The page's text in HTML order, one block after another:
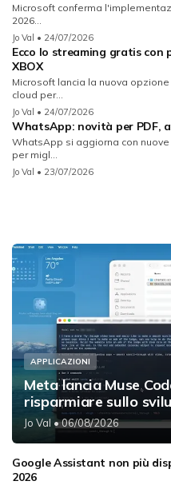
Microsoft conferma
2026...
Jo Val • 24/07/2026
Ecco lo streaming gratis con
XBOX
Microsoft lancia la nuova
cloud per...
Jo Val • 24/07/2026
WhatsApp: novità per PDF,
WhatsApp si aggiorna con
per migl...
Jo Val • 23/07/2026
APPLICAZIONI
Meta lancia Muse
risparmiare sullo
Jo Val • 06/08/2026
Google Assistant non più
2026